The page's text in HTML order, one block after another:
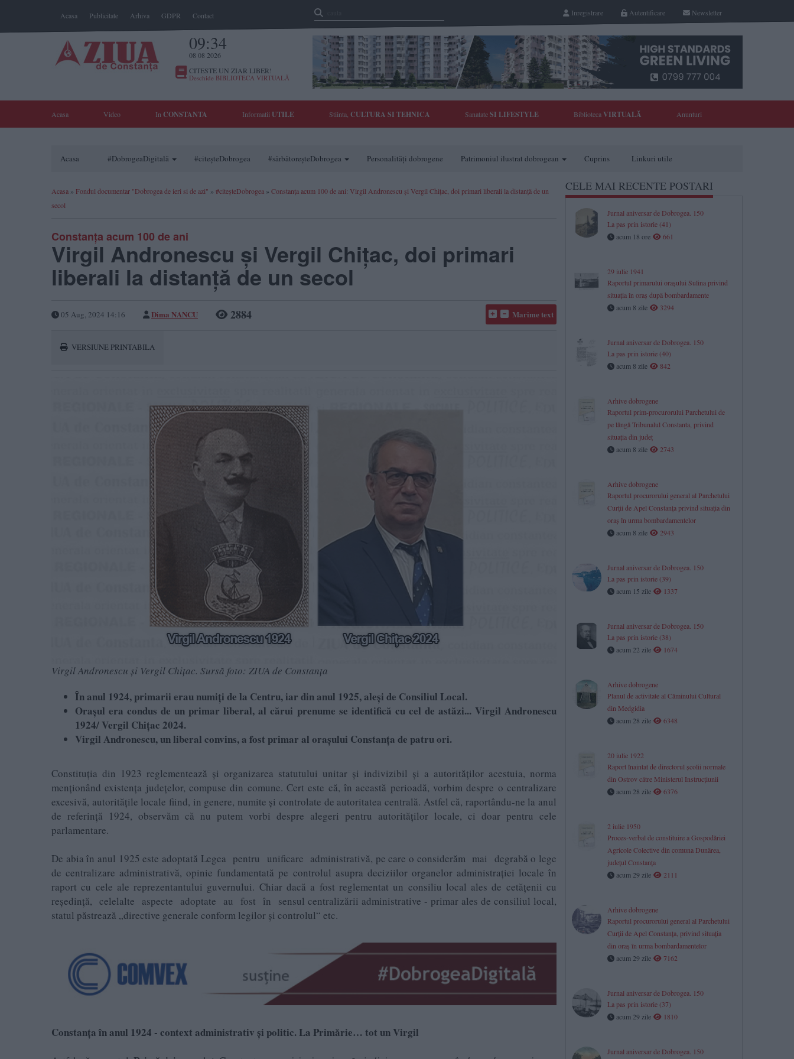
Acasa Publicitate Arhiva GDPR Contact Newsletter
Autentificare
Inregistrare
09:34
08 08 2026
CITESTE UN ZIAR LIBER!
Deschide BIBLIOTECA VIRTUALĂ
Acasa Video In CONSTANTA Informatii UTILE Stiinta, CULTURA SI TEHNICA SanatateSI LIFESTYLE BibliotecaVIRTUALĂ Anunturi
Acasa #DobrogeaDigitală #citeșteDobrogea #sărbătoreșteDobrogea Personalități dobrogene Patrimoniul ilustrat dobrogean Cuprins Linkuri utile
Acasa » Fondul documentar "Dobrogea de ieri si de azi" » #citeșteDobrogea » Constanța acum 100 de ani: Virgil Andronescu și Vergil Chițac, doi primari liberali la distanță de un
secol
Constanța acum 100 de ani
Virgil Andronescu și Vergil Chițac, doi primari
liberali la distanță de un secol
05 Aug, 2024 14:16 Dima NANCU 2884 Marime text
VERSIUNE PRINTABILA
Virgil Andronescu și Vergil Chițac. Sursă foto: ZIUA de Constanța
În anul 1924, primarii erau numiți de la Centru, iar din anul 1925, aleși de Consiliul Local.
Orașul era condus de un primar liberal, al cărui prenume se identifică cu cel de astăzi... Virgil Andronescu
1924/ Vergil Chițac 2024.
Virgil Andronescu, un liberal convins, a fost primar al orașului Constanța de patru ori.
Constituția din 1923 reglementează și organizarea statutului unitar și indivizibil și a autorităților acestuia, norma
menționând existența județelor, compuse din comune. Cert este că, în această perioadă, vorbim despre o centralizare
excesivă, autoritățile locale fiind, in genere, numite și controlate de autoritatea centrală. Astfel că, raportându-ne la anul
de referință 1924, observăm că nu putem vorbi despre alegeri pentru autorităților locale, ci doar pentru cele
parlamentare.
De abia în anul 1925 este adoptată Legea pentru unificare administrativă, pe care o considerăm mai degrabă o lege
de centralizare administrativă, opinie fundamentată pe controlul asupra deciziilor organelor administraţiei locale în
raport cu cele ale reprezentantului guvernului. Chiar dacă a fost reglementat un consiliu local ales de cetățenii cu
reședință, celelalte aspecte adoptate au fost în sensul centralizării administrative - primar ales de consiliul local,
statul păstrează „directive generale conform legilor şi controlul“ etc.
Constanța în anul 1924 - context administrativ și politic. La Primărie… tot un Virgil
CELE MAI RECENTE POSTARI
Jurnal aniversar de Dobrogea. 150
La pas prin istorie (41)
acum 18 ore
661
29 iulie 1941
Raportul primarului orașului Sulina privind
situația în oraș după bombardamente
acum 8 zile
3294
Jurnal aniversar de Dobrogea. 150
La pas prin istorie (40)
acum 8 zile
842
Arhive dobrogene
Raportul prim-procurorului Parchetului de
pe lângă Tribunalul Constanta, privind
situaţia din judeţ
acum 8 zile
2743
​Arhive dobrogene
Raportul procurorului general al Parchetului
Curții de Apel Constanța privind situația din
oraș în urma bombardamentelor
acum 8 zile
2943
Jurnal aniversar de Dobrogea. 150
La pas prin istorie (39)
acum 15 zile
1337
Jurnal aniversar de Dobrogea. 150
La pas prin istorie (38)
acum 22 zile
1674
Arhive dobrogene
Planul de activitate al Căminului Cultural
din Medgidia
acum 28 zile
6348
20 iulie 1922
Raport înaintat de directorul școlii normale
din Ostrov către Ministerul Instrucțiunii
acum 28 zile
6376
2 iulie 1950
Proces-verbal de constituire a Gospodăriei
Agricole Colective din comuna Dunărea,
județul Constanța
acum 29 zile
2111
Arhive dobrogene
Raportul procurorului general al Parchetului
Curţii de Apel Constanţa, privind situaţia
din oraş în urma bombardamentelor
acum 29 zile
7162
Jurnal aniversar de Dobrogea. 150
La pas prin istorie (37)
acum 29 zile
1810
Jurnal aniversar de Dobrogea. 150